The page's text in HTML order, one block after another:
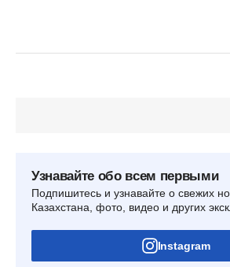
Узнавайте обо всем первыми
Подпишитесь и узнавайте о свежих
Казахстана, фото, видео и других
Instagram